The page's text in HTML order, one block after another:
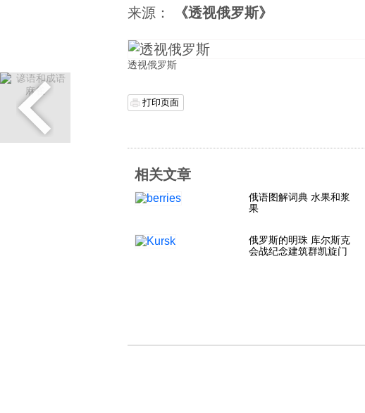
来源： 《透视俄罗斯》
透视俄罗斯
打印页面
相关文章
俄语图解词典 水果和浆
果
俄罗斯的明珠 库尔斯克
会战纪念建筑群凯旋门